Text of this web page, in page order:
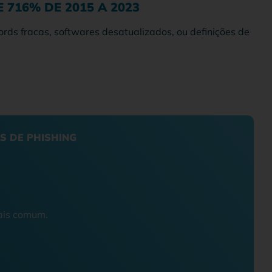
716% DE 2015 A 2023
fracas, softwares desatualizados, ou definições de
DE PHISHING
comum.